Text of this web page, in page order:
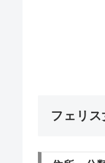
フェリス